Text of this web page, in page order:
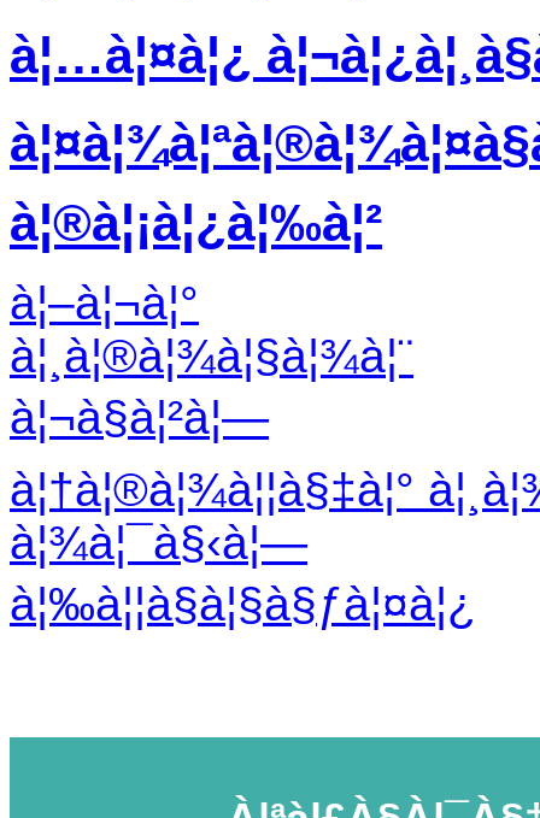
à¦…à¦¤à¦¿
à¦®à¦¡à¦¿à¦‰à¦²
à¦–à¦¬à¦°
à¦¸à¦®à¦¾à¦§à¦¾à¦¨
à¦¬à§à¦²à¦—
à¦†à¦®à¦¾à¦¦à§‡à¦°
à¦¾à¦¯à§‹à¦—
à¦‰à¦¦à§à¦§à§ƒà¦¤à¦¿